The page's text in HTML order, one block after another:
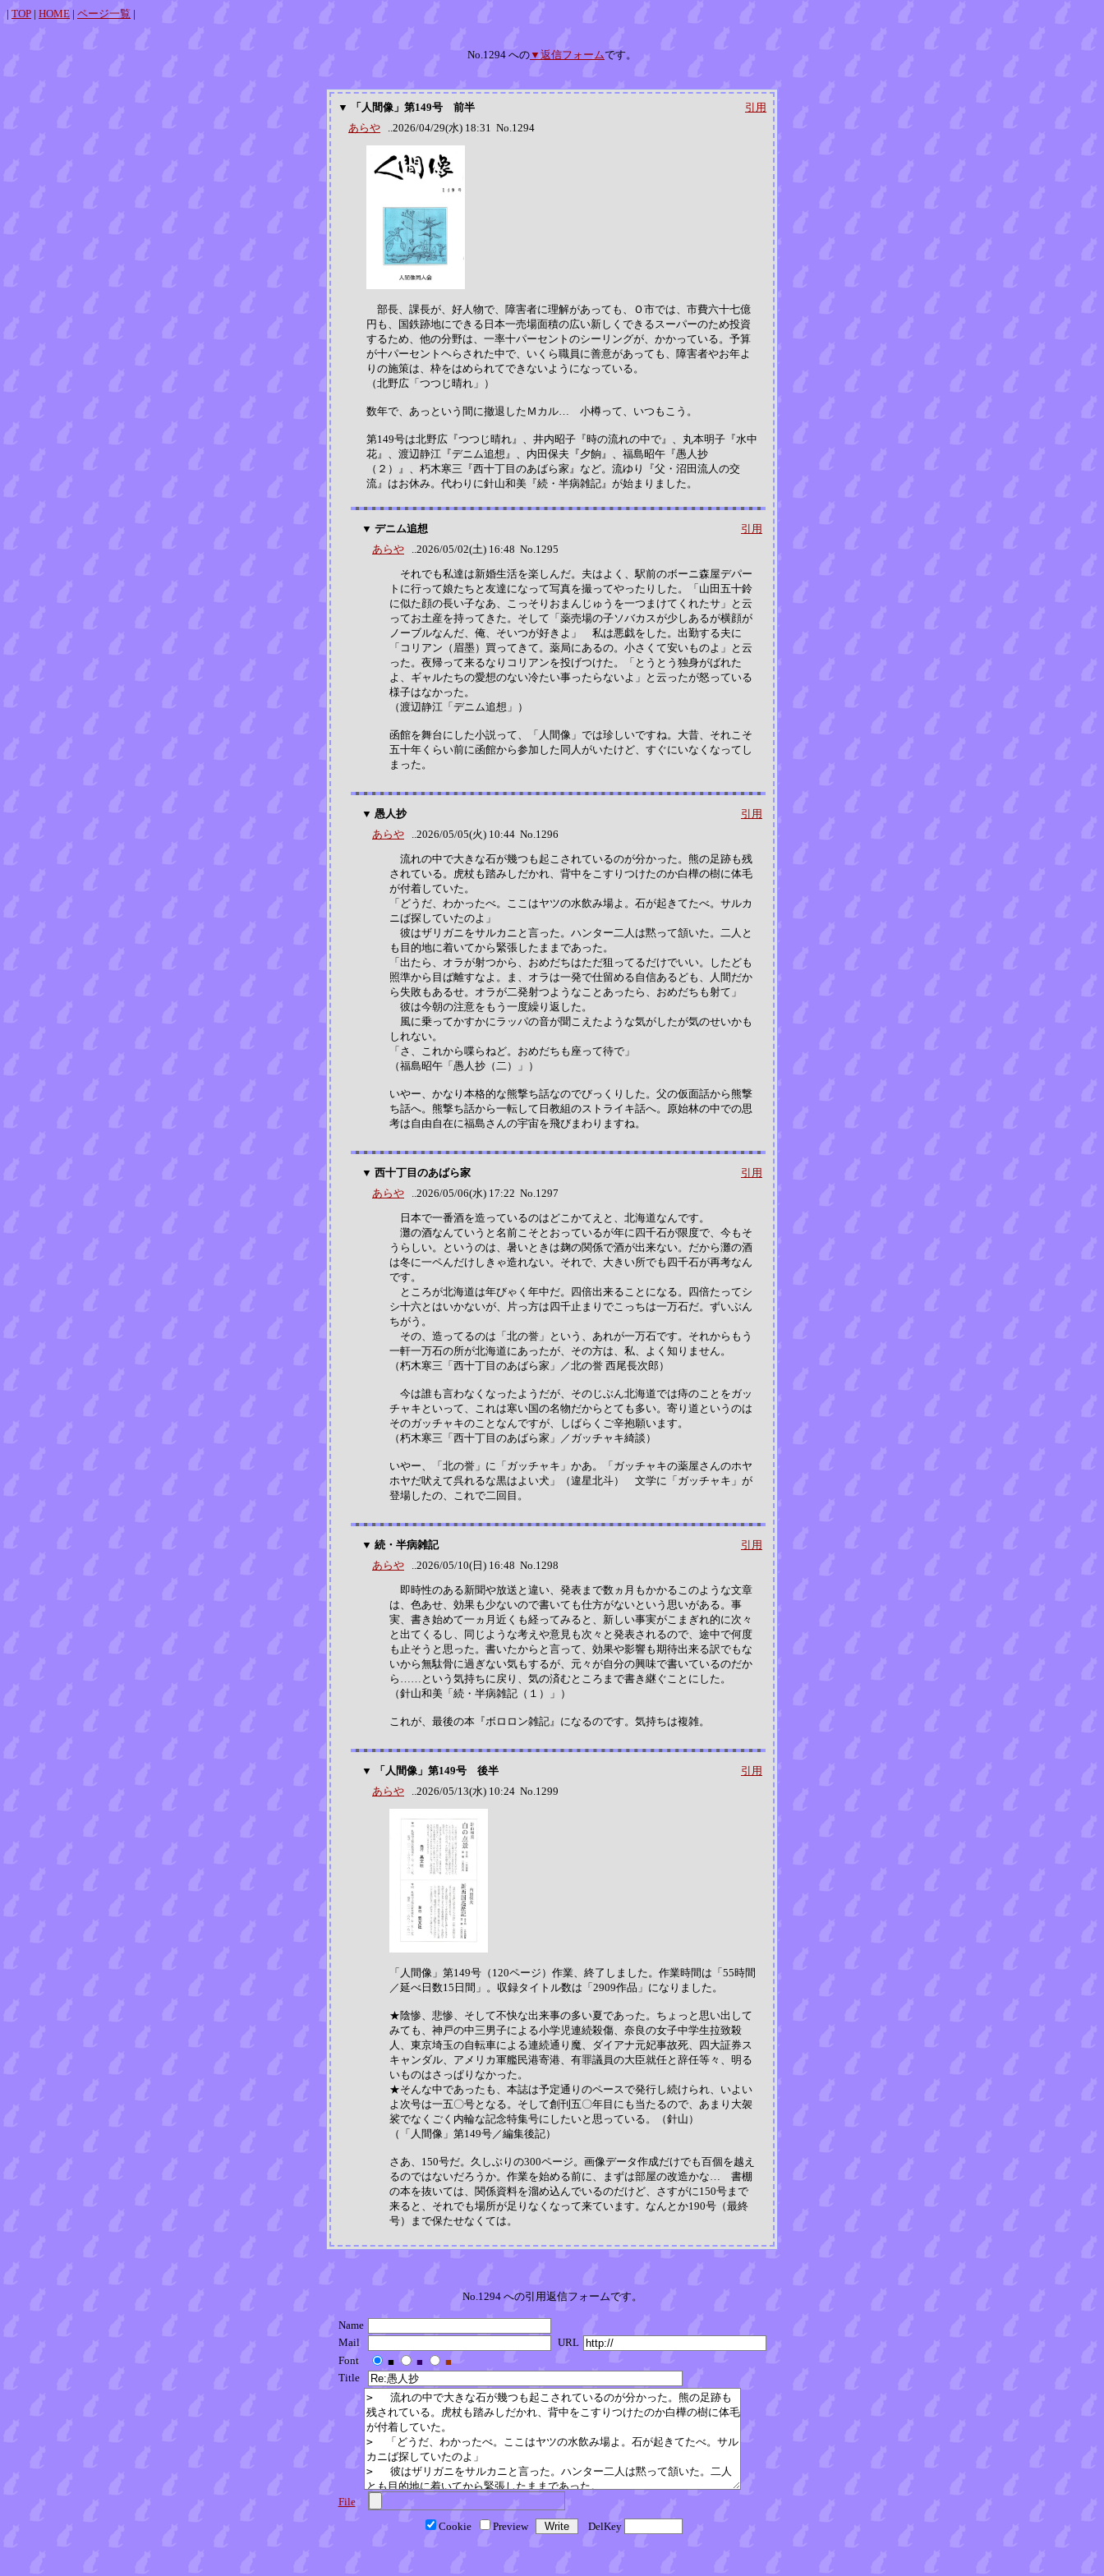
| TOP | HOME | ページ一覧 |
No.1294 への▼返信フォームです。
▼ 「人間像」第149号 前半
引用
あらや ..2026/04/29(水) 18:31 No.1294
部長、課長が、好人物で、障害者に理解があっても、Ｏ市では、市費六十七億
円も、国鉄跡地にできる日本一売場面積の広い新しくできるスーパーのため投資
するため、他の分野は、一率十パーセントのシーリングが、かかっている。予算
が十パーセントヘらされた中で、いくら職員に善意があっても、障害者やお年よ
りの施策は、枠をはめられてできないようになっている。
（北野広「つつじ晴れ」）
数年で、あっという間に撤退したＭカル… 小樽って、いつもこう。
第149号は北野広『つつじ晴れ』、井内昭子『時の流れの中で』、丸本明子『水中
花』、渡辺静江『デニム追想』、内田保夫『夕餉』、福島昭午『愚人抄
（２）』、朽木寒三『西十丁目のあばら家』など。流ゆり『父・沼田流人の交
流』はお休み。代わりに針山和美『続・半病雑記』が始まりました。
▼ デニム追想
引用
あらや ..2026/05/02(土) 16:48 No.1295
それでも私達は新婚生活を楽しんだ。夫はよく、駅前のボーニ森屋デパー
トに行って娘たちと友達になって写真を撮ってやったりした。「山田五十鈴
に似た顔の長い子なあ、こっそりおまんじゅうを一つまけてくれたサ」と云
ってお土産を持ってきた。そして「薬売場の子ソバカスが少しあるが横顔が
ノーブルなんだ、俺、そいつが好きよ」 私は悪戯をした。出勤する夫に
「コリアン（眉墨）買ってきて。薬局にあるの。小さくて安いものよ」と云
った。夜帰って来るなりコリアンを投げつけた。「とうとう独身がばれた
よ、ギャルたちの愛想のない冷たい事ったらないよ」と云ったが怒っている
様子はなかった。
（渡辺静江「デニム追想」）
函館を舞台にした小説って、「人間像」では珍しいですね。大昔、それこそ
五十年くらい前に函館から参加した同人がいたけど、すぐにいなくなってし
まった。
▼ 愚人抄
引用
あらや ..2026/05/05(火) 10:44 No.1296
流れの中で大きな石が幾つも起こされているのが分かった。熊の足跡も残
されている。虎杖も踏みしだかれ、背中をこすりつけたのか白樺の樹に体毛
が付着していた。
「どうだ、わかったべ。ここはヤツの水飲み場よ。石が起きてたべ。サルカ
ニば探していたのよ」
彼はザリガニをサルカニと言った。ハンター二人は黙って頷いた。二人と
も目的地に着いてから緊張したままであった。
「出たら、オラが射つから、おめだちはただ狙ってるだけでいい。したども
照準から目ば離すなよ。ま、オラは一発で仕留める自信あるども、人間だか
ら失敗もあるせ。オラが二発射つようなことあったら、おめだちも射て」
彼は今朝の注意をもう一度繰り返した。
風に乗ってかすかにラッパの音が聞こえたような気がしたが気のせいかも
しれない。
「さ、これから喋らねど。おめだちも座って待で」
（福島昭午「愚人抄（二）」）
いやー、かなり本格的な熊撃ち話なのでびっくりした。父の仮面話から熊撃
ち話へ。熊撃ち話から一転して日教組のストライキ話へ。原始林の中での思
考は自由自在に福島さんの宇宙を飛びまわりますね。
▼ 西十丁目のあばら家
引用
あらや ..2026/05/06(水) 17:22 No.1297
日本で一番酒を造っているのはどこかてえと、北海道なんです。
灘の酒なんていうと名前こそとおっているが年に四千石が限度で、今もそ
うらしい。というのは、暑いときは麹の関係で酒が出来ない。だから灘の酒
は冬に一ペんだけしきゃ造れない。それで、大きい所でも四千石が再考なん
です。
ところが北海道は年びゃく年中だ。四倍出来ることになる。四倍たってシ
シ十六とはいかないが、片っ方は四千止まりでこっちは一万石だ。ずいぶん
ちがう。
その、造ってるのは「北の誉」という、あれが一万石です。それからもう
一軒一万石の所が北海道にあったが、その方は、私、よく知りません。
（朽木寒三「西十丁目のあばら家」／北の誉 西尾長次郎）
今は誰も言わなくなったようだが、そのじぶん北海道では痔のことをガッ
チャキといって、これは寒い国の名物だからとても多い。寄り道というのは
そのガッチャキのことなんですが、しばらくご辛抱願います。
（朽木寒三「西十丁目のあばら家」／ガッチャキ綺談）
いやー、「北の誉」に「ガッチャキ」かあ。「ガッチャキの薬屋さんのホヤ
ホヤだ吠えて呉れるな黒はよい犬」（違星北斗） 文学に「ガッチャキ」が
登場したの、これで二回目。
▼ 続・半病雑記
引用
あらや ..2026/05/10(日) 16:48 No.1298
即時性のある新聞や放送と違い、発表まで数ヵ月もかかるこのような文章
は、色あせ、効果も少ないので書いても仕方がないという思いがある。事
実、書き始めて一ヵ月近くも経ってみると、新しい事実がこまぎれ的に次々
と出てくるし、同じような考えや意見も次々と発表されるので、途中で何度
も止そうと思った。書いたからと言って、効果や影響も期待出来る訳でもな
いから無駄骨に過ぎない気もするが、元々が自分の興味で書いているのだか
ら……という気持ちに戻り、気の済むところまで書き継ぐことにした。
（針山和美「続・半病雑記（１）」）
これが、最後の本『ボロロン雑記』になるのです。気持ちは複雑。
▼ 「人間像」第149号 後半
引用
あらや ..2026/05/13(水) 10:24 No.1299
「人間像」第149号（120ページ）作業、終了しました。作業時間は「55時間
／延べ日数15日間」。収録タイトル数は「2909作品」になりました。
★陰惨、悲惨、そして不快な出来事の多い夏であった。ちょっと思い出して
みても、神戸の中三男子による小学児連続殺傷、奈良の女子中学生拉致殺
人、東京埼玉の自転車による連続通り魔、ダイアナ元妃事故死、四大証券ス
キャンダル、アメリカ軍艦民港寄港、有罪議員の大臣就任と辞任等々、明る
いものはさっぱりなかった。
★そんな中であったも、本誌は予定通りのペースで発行し続けられ、いよい
よ次号は一五〇号となる。そして創刊五〇年目にも当たるので、あまり大袈
裟でなくごく内輪な記念特集号にしたいと思っている。（針山）
（「人間像」第149号／編集後記）
さあ、150号だ。久しぶりの300ページ。画像データ作成だけでも百個を越え
るのではないだろうか。作業を始める前に、まずは部屋の改造かな… 書棚
の本を抜いては、関係資料を溜め込んでいるのだけど、さすがに150号まで
来ると、それでも場所が足りなくなって来ています。なんとか190号（最終
号）まで保たせなくては。
No.1294 への引用返信フォームです。
Name
Mail
URL
Font
■ ■
■
Title
File
Cookie
Preview DelKey